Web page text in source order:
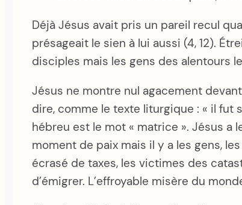
Déjà Jésus avait pris un pareil recul
présageait le sien à lui aussi (4, 12).
disciples mais les gens des alentours
Jésus ne montre nul agacement
dire, comme le texte liturgique : « il fut
hébreu est le mot « matrice ». Jésus
moment de paix mais il y a les gens,
écrasé de taxes, les victimes des
d’émigrer. L’effroyable misère du